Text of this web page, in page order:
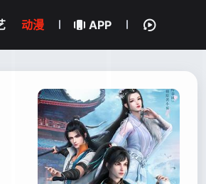
动漫 APP